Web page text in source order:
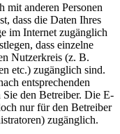
mit anderen Personen
dass die Daten Ihres
im Internet zugänglich
dass einzelne
Nutzerkreis (z. B.
etc.) zugänglich sind.
entsprechenden
den Betreiber. Die E-
nur für den Betreiber
zugänglich.